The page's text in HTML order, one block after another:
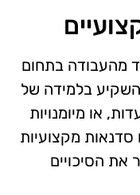
מהעבודה בתחום
בלמידה של
או מיומנויות
מקצועיות
את הסיכויים